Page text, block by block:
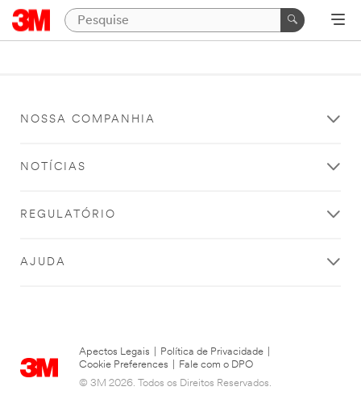
NOSSA COMPANHIA
NOTÍCIAS
REGULATÓRIO
AJUDA
Apectos Legais Política de Privacidade
Cookie Preferences
Fale com o DPO
© 3M 2026. Todos os Direitos Reservados.